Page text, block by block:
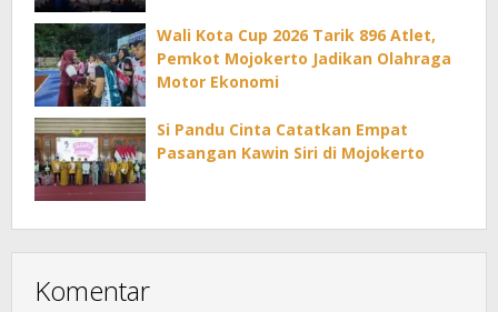
Wali Kota Cup 2026 Tarik 896 Atlet,
Pemkot Mojokerto Jadikan Olahraga
Motor Ekonomi
Si Pandu Cinta Catatkan Empat
Pasangan Kawin Siri di Mojokerto
Komentar